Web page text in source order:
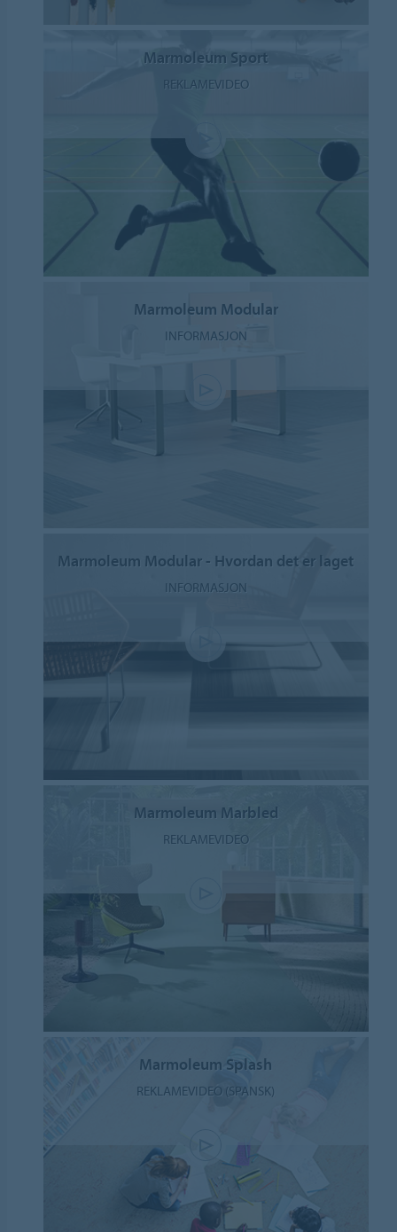
Marmoleum Sport
REKLAMEVIDEO
Marmoleum Modular
INFORMASJON
Marmoleum Modular - Hvordan det er laget
INFORMASJON
Marmoleum Marbled
REKLAMEVIDEO
Marmoleum Splash
REKLAMEVIDEO (SPANSK)